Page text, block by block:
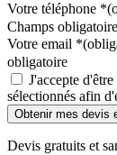
Votre téléphone *
Champs obligatoire
Votre email *
obligatoire
J'accepte
sélectionnés afin
Devis gratuits et